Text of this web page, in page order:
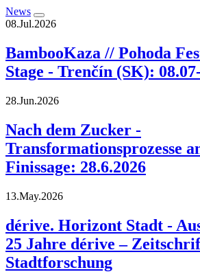
News
08.Jul.2026
BambooKaza // Pohoda
Stage - Trenčín (SK):
28.Jun.2026
Nach dem Zucker -
Transformationsprozesse
Finissage: 28.6.2026
13.May.2026
dérive. Horizont Stadt -
25 Jahre dérive –
Stadtforschung